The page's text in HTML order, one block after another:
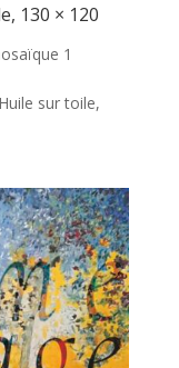
130 × 120
1
sur toile,